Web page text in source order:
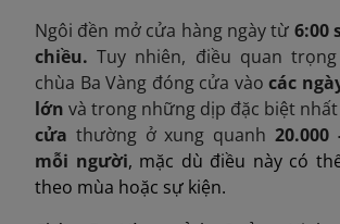
Ngôi đền mở cửa hàng ngày từ 6:00
chiều.Tuy nhiên, điều quan
chùa Ba Vàng đóng cửa vào các
lớn và trong những dịp đặc biệt
cửa thường ở xung quanh 20.000
mỗi người, mặc dù điều này có
theo mùa hoặc sự kiện.